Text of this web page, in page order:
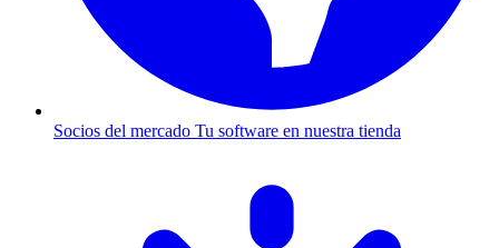
Socios del mercado Tu software en nuestra tienda